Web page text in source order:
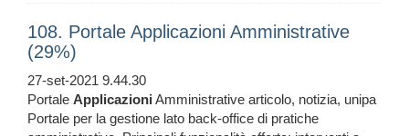
108. Portale Applicazioni Amministrative
(29%)
27-set-2021 9.44.30
Portale Applicazioni Amministrative articolo, notizia, unipa
Portale per la gestione lato back-office di pratiche